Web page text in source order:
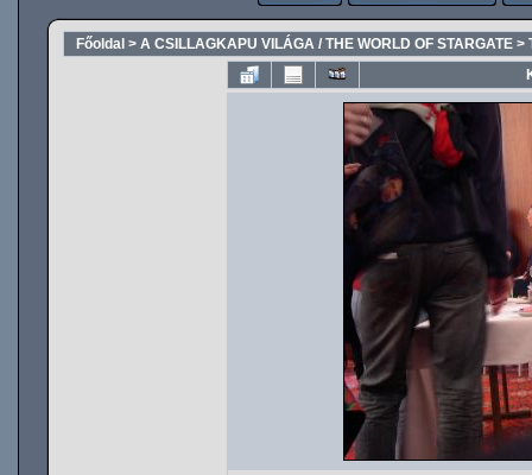
Főoldal > A CSILLAGKAPU VILÁGA / THE WORLD OF STARGATE >